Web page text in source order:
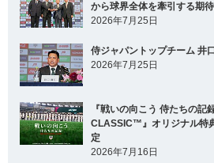
から球界全体を牽引する期
2026年7月25日
侍ジャパントップチーム 井
2026年7月25日
『戦いの向こう 侍たちの
CLASSIC™』オリジナル特
定
2026年7月16日